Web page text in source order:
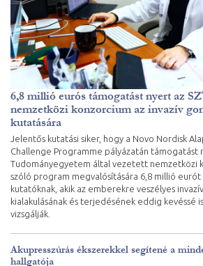
6,8 millió eurós támogatást nyert az
nemzetközi konzorcium az invazív
kutatására
Jelentős kutatási siker, hogy a Novo Nordisk
Challenge Programme pályázatán támogatást
Tudományegyetem által vezetett nemzetközi
szóló program megvalósítására 6,8 millió
kutatóknak, akik az emberekre veszélyes
kialakulásának és terjedésének eddig kevéssé
vizsgálják.
Akupresszúrás ékszerekkel segítené a
hallgatója